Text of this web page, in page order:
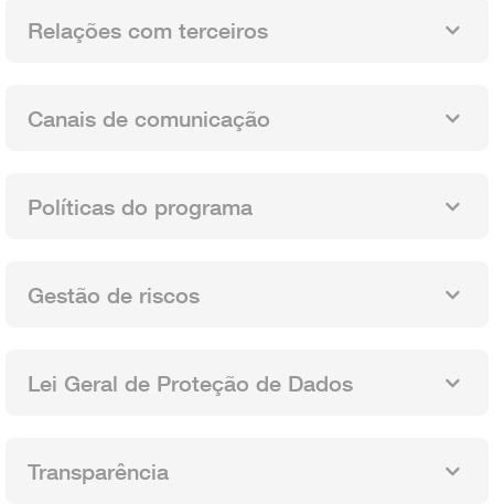
Relações com terceiros
Canais de comunicação
Políticas do programa
Gestão de riscos
Lei Geral de Proteção de Dados
Transparência